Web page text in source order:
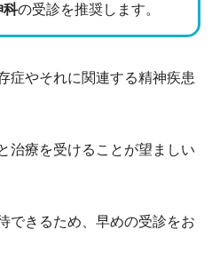
科の受診を推奨します。
症やそれに関連する精神疾患
治療を受けることが望ましい
できるため、早めの受診をお